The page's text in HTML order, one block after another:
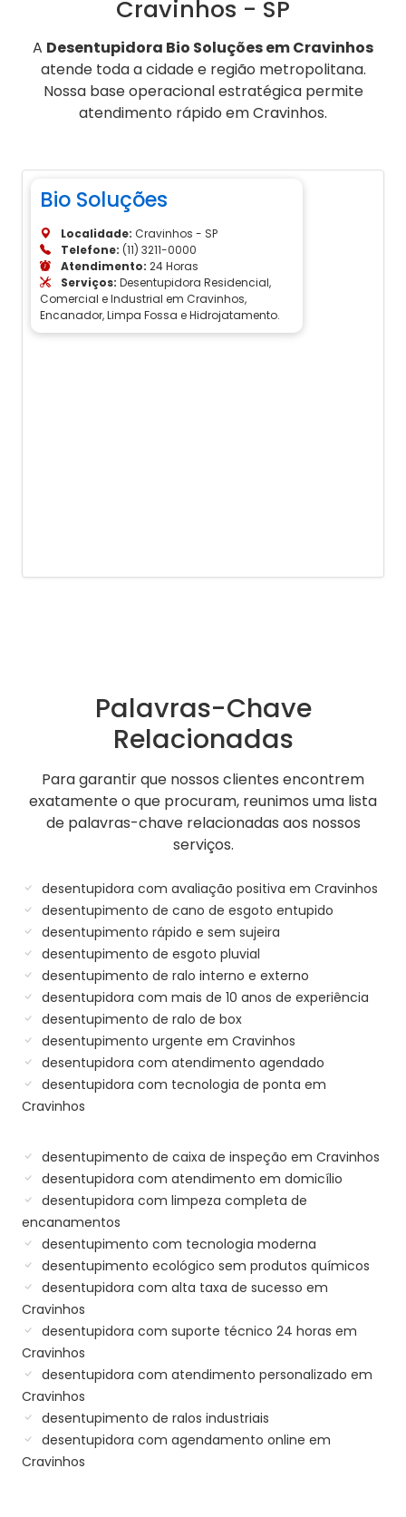
Cravinhos - SP
A Desentupidora Bio Soluções em Cravinhos
atende toda a cidade e região metropolitana.
Nossa base operacional estratégica permite
atendimento rápido em Cravinhos.
Bio Soluções
Localidade: Cravinhos - SP
Telefone: (11) 3211-0000
Atendimento: 24 Horas
Serviços: Desentupidora Residencial,
Comercial e Industrial em Cravinhos,
Encanador, Limpa Fossa e Hidrojatamento.
Palavras-Chave
Relacionadas
Para garantir que nossos clientes encontrem
exatamente o que procuram, reunimos uma lista
de palavras-chave relacionadas aos nossos
serviços.
desentupidora com avaliação positiva em Cravinhos
desentupimento de cano de esgoto entupido
desentupimento rápido e sem sujeira
desentupimento de esgoto pluvial
desentupimento de ralo interno e externo
desentupidora com mais de 10 anos de experiência
desentupimento de ralo de box
desentupimento urgente em Cravinhos
desentupidora com atendimento agendado
desentupidora com tecnologia de ponta em
Cravinhos
desentupimento de caixa de inspeção em Cravinhos
desentupidora com atendimento em domicílio
desentupidora com limpeza completa de
encanamentos
desentupimento com tecnologia moderna
desentupimento ecológico sem produtos químicos
desentupidora com alta taxa de sucesso em
Cravinhos
desentupidora com suporte técnico 24 horas em
Cravinhos
desentupidora com atendimento personalizado em
Cravinhos
desentupimento de ralos industriais
desentupidora com agendamento online em
Cravinhos